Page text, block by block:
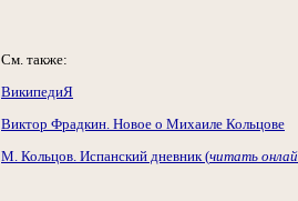
См. также:
ВикипедиЯ
Виктор Фрадкин. Новое о Михаиле Кольцове
М. Кольцов. Испанский дневник (читать